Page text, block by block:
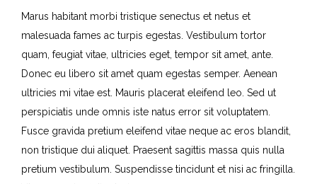
Marus habitant morbi tristique senectus et netus et
malesuada fames ac turpis egestas. Vestibulum tortor
quam, feugiat vitae, ultricies eget, tempor sit amet, ante.
Donec eu libero sit amet quam egestas semper. Aenean
ultricies mi vitae est. Mauris placerat eleifend leo. Sed ut
perspiciatis unde omnis iste natus error sit voluptatem.
Fusce gravida pretium eleifend vitae neque ac eros blandit,
non tristique dui aliquet. Praesent sagittis massa quis nulla
pretium vestibulum. Suspendisse tincidunt et nisi ac fringilla.